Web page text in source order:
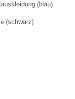
(blau)
(schwarz)